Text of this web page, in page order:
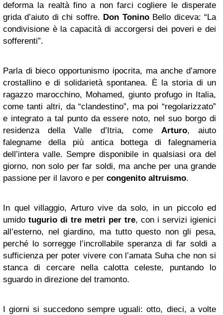
deforma la realtà fino a non farci cogliere le disperate
grida d’aiuto di chi soffre. Don ToninoBello diceva: “La
condivisione è la capacità di accorgersi dei poveri e dei
sofferenti”.
Parla di bieco opportunismo ipocrita, ma anche d’amore
crostallino e di solidarietà spontanea. È la storia di un
ragazzo marocchino, Mohamed, giunto profugo in Italia,
come tanti altri, da “clandestino”, ma poi “regolarizzato”
e integrato a tal punto da essere noto, nel suo borgo di
residenza della Valle d’Itria, come Arturo, aiuto
falegname della più antica bottega di falegnameria
dell’intera valle. Sempre disponibile in qualsiasi ora del
giorno, non solo per far soldi, ma anche per una grande
passione per il lavoro e per congenito altruismo.
In quel villaggio, Arturo vive da solo, in un piccolo ed
umido tugurio di tre metri per tre, con i servizi igienici
all’esterno, nel giardino, ma tutto questo non gli pesa,
perché lo sorregge l’incrollabile speranza di far soldi a
sufficienza per poter vivere con l’amata Suha che non si
stanca di cercare nella calotta celeste, puntando lo
sguardo in direzione del tramonto.
I giorni si succedono sempre uguali: otto, dieci, a volte